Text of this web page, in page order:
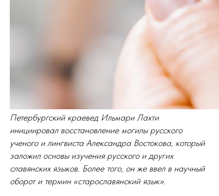
Петербургский краевед Ильмари Лахти
инициировал восстановление могилы русского
ученого и лингвиста Александра Востокова, который
заложил основы изучения русского и других
славянских языков. Более того, он же ввел в научный
оборот и термин «старославянский язык».